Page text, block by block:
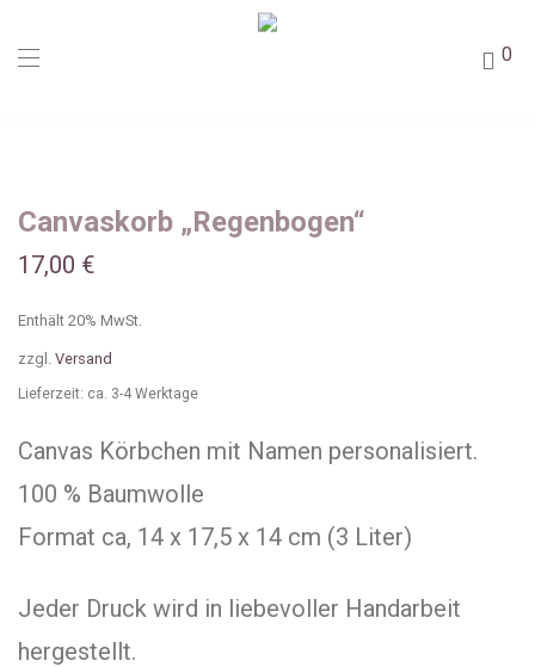
0
Canvaskorb „Regenbogen“
17,00 €
Enthält 20% MwSt.
zzgl. Versand
Lieferzeit: ca. 3-4 Werktage
Canvas Körbchen mit Namen personalisiert.
100 % Baumwolle
Format ca, 14 x 17,5 x 14 cm (3 Liter)
Jeder Druck wird in liebevoller Handarbeit
hergestellt.